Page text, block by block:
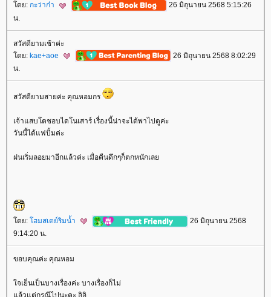
ดย: กะว่าก๋า
26 มิถุนายน 2568 5:15:26
น.
สวัสดียามเช้าค่ะ
ดย: kae+aoe
26 มิถุนายน 2568 8:02:29
น.
สวัสดียามสายค่ะ คุณหอมกร
เจ้าแสบโตชอบไดโนเสาร์ เรื่องนี้น่าจะได้พาไปดูค่ะ
วันนี้ได้แฟปั้มค่ะ
ฝนเริ่มลอยมาอีกแล้วค่ะ เมื่อคืนดึกๆก็ตกหนักเล
ดย: ฮมสเตย์ริมน้ำ
26 มิถุนายน 2568
9:14:20 น.
ขอบคุณค่ะ คุณหอม
จเย็นเป็นบางเรื่องค่ะ บางเรื่องก็ไม่
ล้วแต่กรณีไปนะคะ อิอิ